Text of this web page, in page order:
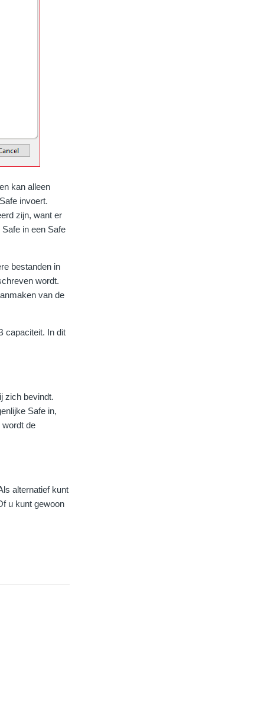
kan alleen
invoert.
zijn, want er
in een Safe
bestanden in
wordt.
van de
capaciteit. In dit
zich bevindt.
Safe in,
wordt de
alternatief kunt
u kunt gewoon